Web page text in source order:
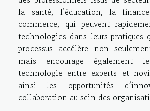
la santé, l’éducation, la
commerce, qui peuvent
technologies dans leurs pratiques
processus accélère non
mais encourage également
technologie entre experts et
ainsi les opportunités
collaboration au sein des